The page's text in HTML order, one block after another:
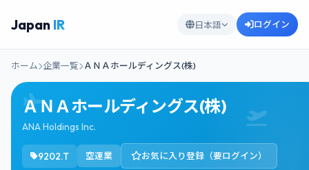
Japan IR 日本語 ログイン
ホーム 企業一覧 ＡＮＡホールディングス(株)
ＡＮＡホールディングス(株)
ANA Holdings Inc.
9202.T 空運業 お気に入り登録（要ログイン）